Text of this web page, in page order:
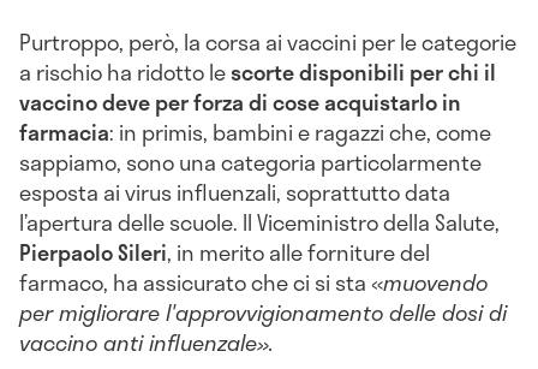
Purtroppo, però, la corsa ai vaccini per le categorie
a rischio ha ridotto lescorte disponibili per chi il
vaccino deve per forza di cose acquistarlo in
farmacia: in primis, bambini e ragazzi che, come
sappiamo, sono una categoria particolarmente
esposta ai virus influenzali, soprattutto data
l’apertura delle scuole. Il Viceministro della Salute,
Pierpaolo Sileri, in merito alle forniture del
farmaco, ha assicurato che ci si sta «muovendo
per migliorare l'approvvigionamento delle dosi di
vaccino anti influenzale».